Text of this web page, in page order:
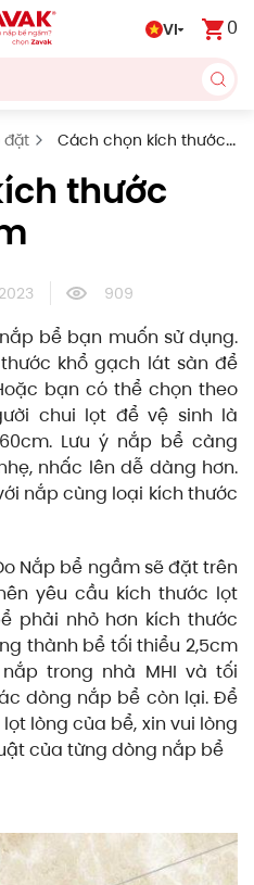
VI 0
đặt
Cách chọn kích thước
thước
909
bể bạn muốn sử dụng.
khổ gạch lát sàn để
bạn có thể chọn theo
chui lọt để vệ sinh là
Lưu ý nắp bể càng
nhấc lên dễ dàng hơn.
nắp cùng loại kích thước
Nắp bể ngầm sẽ đặt trên
yêu cầu kích thước lọt
phải nhỏ hơn kích thước
thành bể tối thiểu 2,5cm
trong nhà MHI và tối
dòng nắp bể còn lại. Để
lòng của bể, xin vui lòng
của từng dòng nắp bể